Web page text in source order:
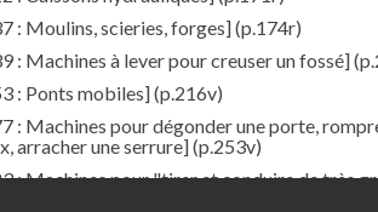
: Moulins, scieries, forges](p.174r)
: Machines à lever pour creuser un fossé]
: Ponts mobiles](p.216v)
: Machines pour dégonder une porte,
arracher une serrure](p.253v)
: Machines pour "tirer et conduire de très